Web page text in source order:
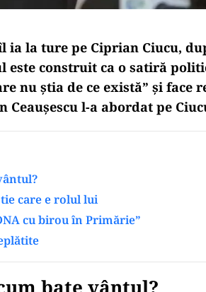
ia la ture pe Ciprian Ciucu,
este construit ca o satiră
nu știa de ce există” și face
l-a abordat pe
care e rolul lui
cu birou în Primărie”